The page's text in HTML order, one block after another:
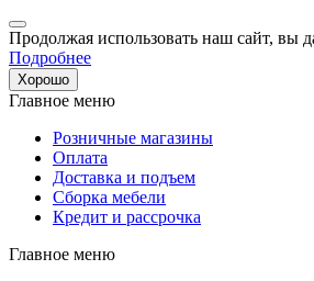
Продолжая использовать наш сайт, вы
Подробнее
Хорошо
Главное меню
Розничные магазины
Оплата
Доставка и подъем
Сборка мебели
Кредит и рассрочка
Главное меню